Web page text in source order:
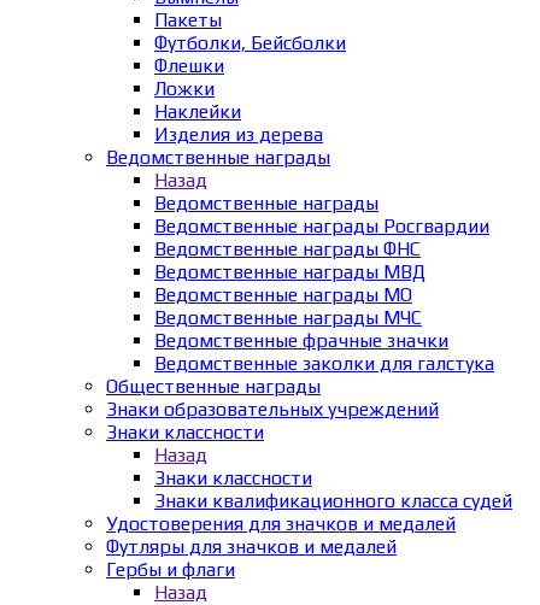
Пакеты
Футболки, Бейсболки
Флешки
Ложки
Наклейки
Изделия из дерева
Ведомственные награды
Назад
Ведомственные награды
Ведомственные награды Росгвардии
Ведомственные награды ФНС
Ведомственные награды МВД
Ведомственные награды МО
Ведомственные награды МЧС
Ведомственные фрачные значки
Ведомственные заколки для галстука
Общественные награды
Знаки образовательных учреждений
Знаки классности
Назад
Знаки классности
Знаки квалификационного класса судей
Удостоверения для значков и медалей
Футляры для значков и медалей
Гербы и флаги
Назад